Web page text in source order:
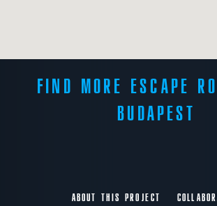
FIND MORE ESCAPE
BUDAPEST
ABOUT THIS PROJECT